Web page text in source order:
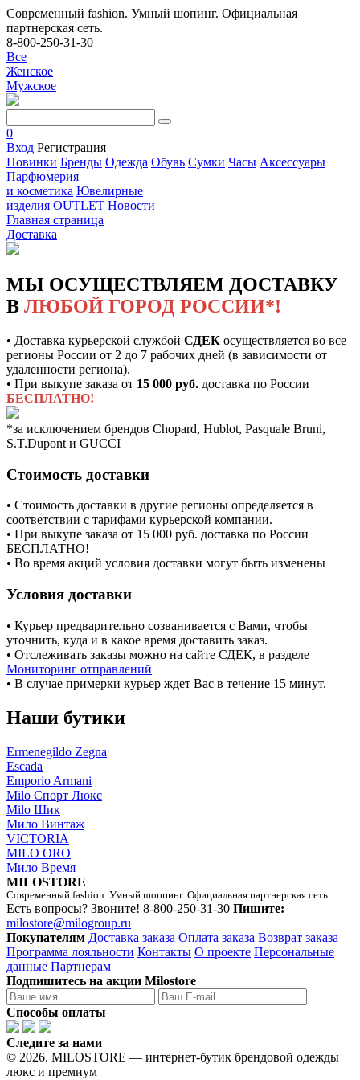
Современный fashion. Умный шопинг. Официальная
партнерская сеть.
8-800-250-31-30
Все
Женское
Мужское
0
Вход Регистрация
Новинки Бренды Одежда Обувь Сумки Часы Аксессуары
Парфюмерия
и косметика Ювелирные
изделия OUTLET Новости
Главная страница
Доставка
МЫ ОСУЩЕСТВЛЯЕМ ДОСТАВКУ
В ЛЮБОЙ ГОРОД РОССИИ*!
• Доставка курьерской службой СДЕК осуществляется во все
регионы России от 2 до 7 рабочих дней (в зависимости от
удаленности региона).
• При выкупе заказа от 15 000 руб. доставка по России
БЕСПЛАТНО!
*за исключением брендов Chopard, Hublot, Pasquale Bruni,
S.T.Dupont и GUCCI
Стоимость доставки
• Стоимость доставки в другие регионы определяется в
соответствии с тарифами курьерской компании.
• При выкупе заказа от 15 000 руб. доставка по России
БЕСПЛАТНО!
• Во время акций условия доставки могут быть изменены
Условия доставки
• Курьер предварительно созванивается с Вами, чтобы
уточнить, куда и в какое время доставить заказ.
• Отслеживать заказы можно на сайте СДЕК, в разделе
Мониторинг отправлений
• В случае примерки курьер ждет Вас в течение 15 минут.
Наши бутики
Ermenegildo Zegna
Escada
Emporio Armani
Milo Спорт Люкс
Milo Шик
Мило Винтаж
VICTORIA
MILO ORO
Мило Время
MILOSTORE
Современный fashion. Умный шоппинг. Официальная партнерская сеть.
Есть вопросы? Звоните! 8-800-250-31-30 Пишите:
milostore@milogroup.ru
Покупателям Доставка заказа Оплата заказа Возврат заказа
Программа лояльности Контакты О проекте Персональные
данные Партнерам
Подпишитесь на акции Milostore
Способы оплаты
Следите за нами
© 2026. MILOSTORE — интернет-бутик брендовой одежды
люкс и премиум